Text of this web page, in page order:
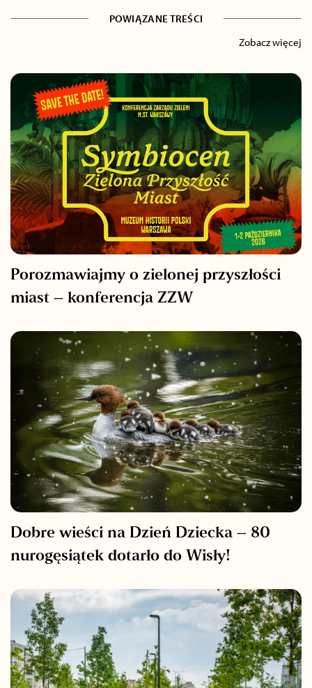
POWIĄZANE TREŚCI
Zobacz więcej
Porozmawiajmy o zielonej przyszłości
miast – konferencja ZZW
Dobre wieści na Dzień Dziecka – 80
nurogęsiątek dotarło do Wisły!